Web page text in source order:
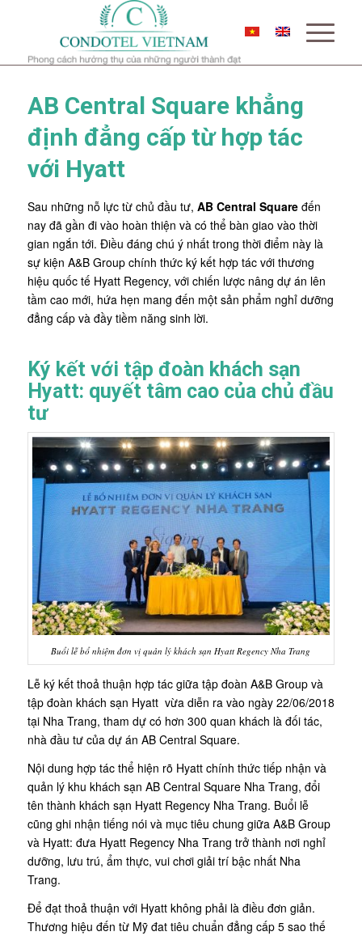
AB Central Square khẳng
định đẳng cấp từ hợp tác
với Hyatt
Sau những nỗ lực từ chủ đầu tư, AB Central Squaređến
nay đã gần đi vào hoàn thiện và có thể bàn giao vào thời
gian ngắn tới. Điều đáng chú ý nhất trong thời điểm này là
sự kiện A&B Group chính thức ký kết hợp tác với thương
hiệu quốc tế Hyatt Regency, với chiến lược nâng dự án lên
tầm cao mới, hứa hẹn mang đến một sản phẩm nghỉ dưỡng
đẳng cấp và đầy tiềm năng sinh lời.
Ký kết với tập đoàn khách sạn
Hyatt: quyết tâm cao của chủ đầu
tư
Buổi lễ bổ nhiệm đơn vị quản lý khách sạn Hyatt Regency Nha Trang
Lễ ký kết thoả thuận hợp tác giữa tập đoàn A&B Group và
tập đoàn khách sạn Hyatt vừa diễn ra vào ngày 22/06/2018
tại Nha Trang, tham dự có hơn 300 quan khách là đối tác,
nhà đầu tư của dự án AB Central Square.
Nội dung hợp tác thể hiện rõ Hyatt chính thức tiếp nhận và
quản lý khu khách sạn AB Central Square Nha Trang, đổi
tên thành khách sạn Hyatt Regency Nha Trang. Buổi lễ
cũng ghi nhận tiếng nói và mục tiêu chung giữa A&B Group
và Hyatt: đưa Hyatt Regency Nha Trang trở thành nơi nghỉ
dưỡng, lưu trú, ẩm thực, vui chơi giải trí bậc nhất Nha
Trang.
Để đạt thoả thuận với Hyatt không phải là điều đơn giản.
Thương hiệu đến từ Mỹ đat tiêu chuẩn đẳng cấp 5 sao thế